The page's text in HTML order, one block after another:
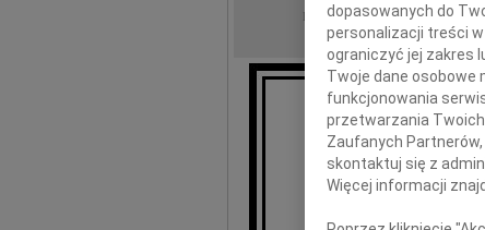
DATA EMISJI: 30.05.2012
dopasowanych do
personalizacji treści
ograniczyć jej zakres
Twoje dane osobowe
funkcjonowania
przetwarzania Twoich
Zaufanych
skontaktuj się z
Więcej informacji